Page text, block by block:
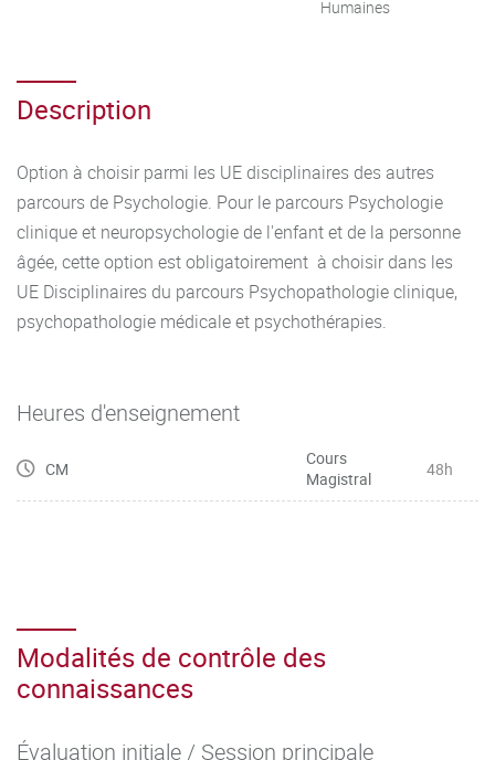
Humaines
Description
Option à choisir parmi les UE disciplinaires des autres
parcours de Psychologie. Pour le parcours Psychologie
clinique et neuropsychologie de l'enfant et de la personne
âgée, cette option est obligatoirement à choisir dans les
UE Disciplinaires du parcours Psychopathologie clinique,
psychopathologie médicale et psychothérapies.
Heures d'enseignement
CM
Cours
Magistral
48h
Modalités de contrôle des
connaissances
Évaluation initiale / Session principale